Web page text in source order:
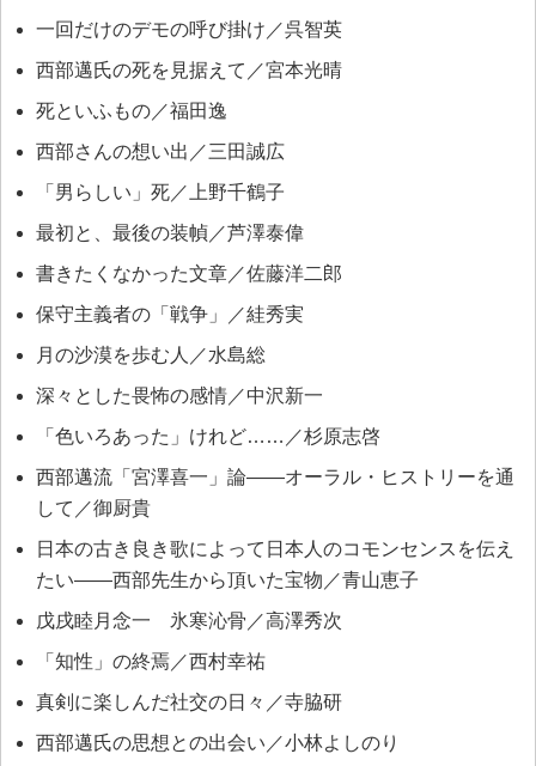
一回だけのデモの呼び掛け／呉智英
西部邁氏の死を見据えて／宮本光晴
死といふもの／福田逸
西部さんの想い出／三田誠広
「男らしい」死／上野千鶴子
最初と、最後の装幀／芦澤泰偉
書きたくなかった文章／佐藤洋二郎
保守主義者の「戦争」／絓秀実
月の沙漠を歩む人／水島総
深々とした畏怖の感情／中沢新一
「色いろあった」けれど……／杉原志啓
西部邁流「宮澤喜一」論――オーラル・ヒストリーを通
して／御厨貴
日本の古き良き歌によって日本人のコモンセンスを伝え
たい――西部先生から頂いた宝物／青山恵子
戊戌睦月念一 氷寒沁骨／高澤秀次
「知性」の終焉／西村幸祐
真剣に楽しんだ社交の日々／寺脇研
西部邁氏の思想との出会い／小林よしのり